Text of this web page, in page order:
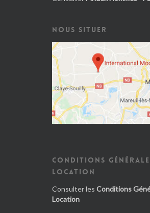
NOUS SITUER
CONDITIONS
LOCATION
Consulter les Conditions
Location